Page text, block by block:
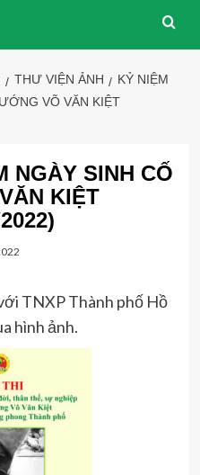
THƯ VIỆN ẢNH
KỶ NIỆM
VÕ VĂN KIỆT
NGÀY SINH CỐ
KIỆT
TNXP Thành phố Hồ
hình ảnh.